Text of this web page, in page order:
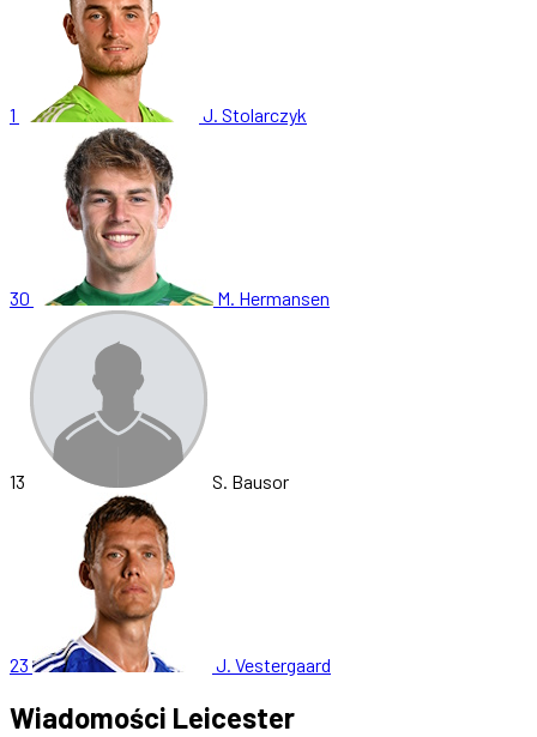
1 J. Stolarczyk
30 M. Hermansen
13 S. Bausor
23 J. Vestergaard
Wiadomości Leicester